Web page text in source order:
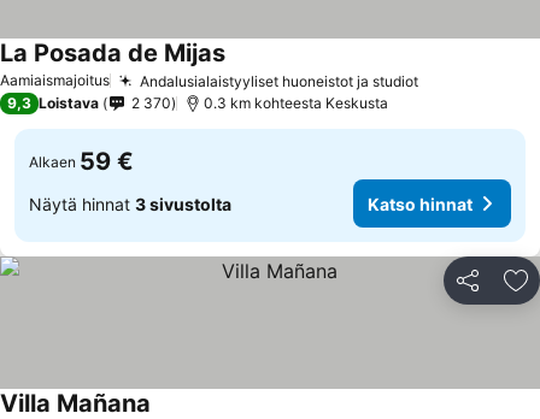
Aamiaismajoitus Andalusialaistyyliset huoneistot ja studiotKatso hinnat
La Posada de MijasKatso hinnat
9,3 Loistava 2 370 0.3 km kohteesta Keskusta
Alkaen 59 €
Näytä hinnat 3 sivustolta Katso hinnat
Jaa
Villa Mañana